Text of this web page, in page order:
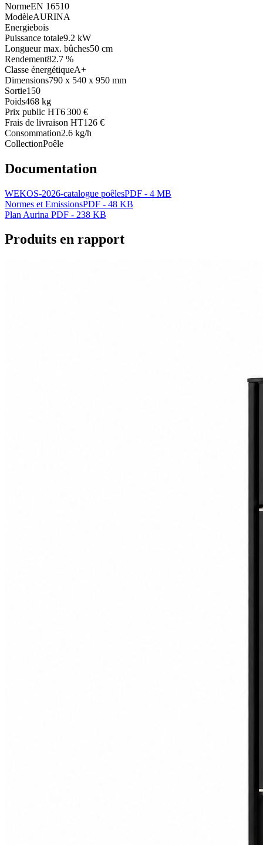
NormeEN 16510
ModèleAURINA
Energiebois
Puissance totale9.2 kW
Longueur max. bûches50 cm
Rendement82.7 %
Classe énergétiqueA+
Dimensions790 x 540 x 950 mm
Sortie150
Poids468 kg
Prix public HT6 300 €
Frais de livraison HT126 €
Consommation2.6 kg/h
CollectionPoêle
Documentation
WEKOS-2026-catalogue poêlesPDF - 4 MB
Normes et EmissionsPDF - 48 KB
Plan Aurina PDF - 238 KB
Produits en rapport